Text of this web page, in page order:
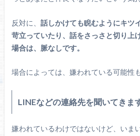
反対に、 話しかけても睨むようにキツ
苛立っていたり、話をさっさと切り上
場合は、脈なしです。
場合によっては、嫌われている可能性
LINEなどの連絡先を聞いてきま
嫌われているわけではないけど、いま